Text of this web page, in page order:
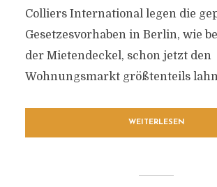
Colliers International legen die
Gesetzesvorhaben in Berlin, wie
der Mietendeckel, schon jetzt den
Wohnungsmarkt größtenteils
WEITERLESEN